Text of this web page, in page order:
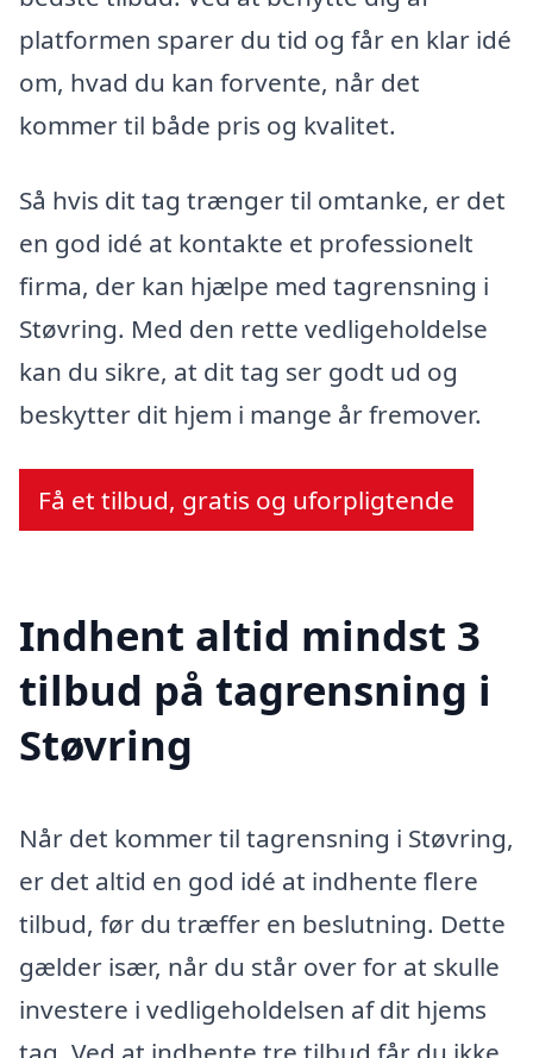
platformen sparer du tid og får en klar idé
om, hvad du kan forvente, når det
kommer til både pris og kvalitet.
Så hvis dit tag trænger til omtanke, er det
en god idé at kontakte et professionelt
firma, der kan hjælpe med tagrensning i
Støvring. Med den rette vedligeholdelse
kan du sikre, at dit tag ser godt ud og
beskytter dit hjem i mange år fremover.
Få et tilbud, gratis og uforpligtende
Indhent altid mindst 3
tilbud på tagrensning i
Støvring
Når det kommer til tagrensning i Støvring,
er det altid en god idé at indhente flere
tilbud, før du træffer en beslutning. Dette
gælder især, når du står over for at skulle
investere i vedligeholdelsen af dit hjems